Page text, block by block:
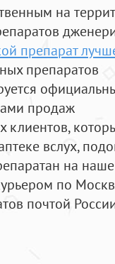
на
препарат
препаратов
продаж
клиентов,
вслух,
на
по
почтой